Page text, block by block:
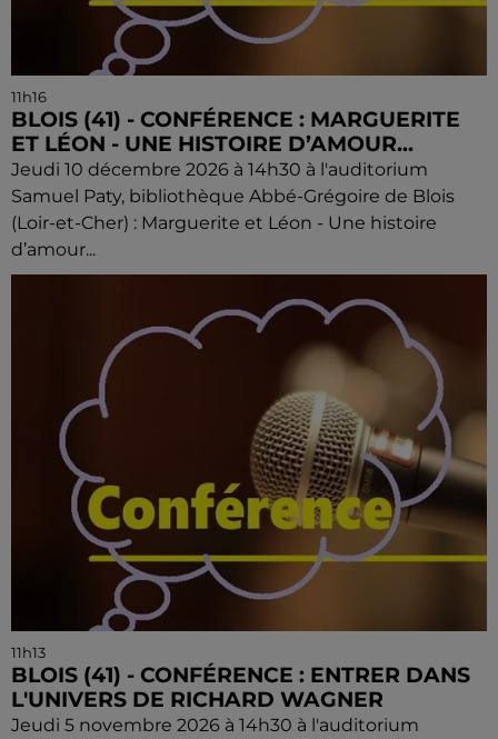
11h16
BLOIS (41) - CONFÉRENCE : MARGUERITE
ET LÉON - UNE HISTOIRE D’AMOUR...
Jeudi 10 décembre 2026 à 14h30 à l'auditorium
Samuel Paty, bibliothèque Abbé-Grégoire de Blois
(Loir-et-Cher) : Marguerite et Léon - Une histoire
d’amour...
11h13
BLOIS (41) - CONFÉRENCE : ENTRER DANS
L'UNIVERS DE RICHARD WAGNER
Jeudi 5 novembre 2026 à 14h30 à l'auditorium